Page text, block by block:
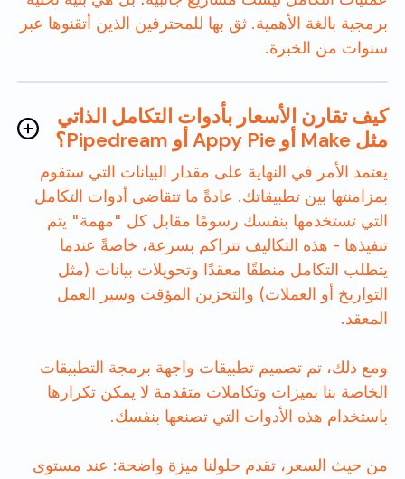
برمجية بالغة الأهمية. ثق بها للمحترفين الذين أتقنوها عبر
سنوات من الخبرة.
كيف تقارن الأسعار بأدوات التكامل الذاتي
مثل Make أو Appy Pie أو Pipedream؟
يعتمد الأمر في النهاية على مقدار البيانات التي ستقوم
بمزامنتها بين تطبيقاتك. عادةً ما تتقاضى أدوات التكامل
التي تستخدمها بنفسك رسومًا مقابل كل "مهمة" يتم
تنفيذها - هذه التكاليف تتراكم بسرعة، خاصةً عندما
يتطلب التكامل منطقًا معقدًا وتحويلات بيانات (مثل
التواريخ أو العملات) والتخزين المؤقت وسير العمل
المعقد.
ومع ذلك، تم تصميم تطبيقات واجهة برمجة التطبيقات
الخاصة بنا بميزات وتكاملات متقدمة لا يمكن تكرارها
باستخدام هذه الأدوات التي تصنعها بنفسك.
من حيث السعر، تقدم حلولنا ميزة واضحة: عند مستوى